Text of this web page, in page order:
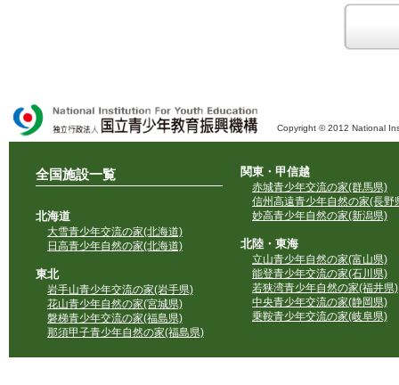
域での勧誘活動を行ったり、自らの団体の活動をアピールする活動等)
Copyright © 2012 National
全国施設一覧
北海道
大雪青少年交流の家(北海道)
日高青少年自然の家(北海道)
東北
岩手山青少年交流の家(岩手県)
花山青少年自然の家(宮城県)
磐梯青少年交流の家(福島県)
那須甲子青少年自然の家(福島県)
関東・甲信越
赤城青少年交流の家(群馬県)
信州高遠青少年自然の家(長野
妙高青少年自然の家(新潟県)
北陸・東海
立山青少年自然の家(富山県)
能登青少年交流の家(石川県)
若狭湾青少年自然の家(福井県)
中央青少年交流の家(静岡県)
乗鞍青少年交流の家(岐阜県)